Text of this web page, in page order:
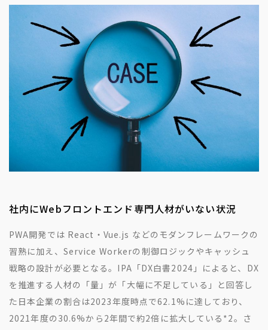
社内にWebフロントエンド専門人材がいない状況
PWA開発では React・Vue.js などのモダンフレームワークの
習熟に加え、Service Workerの制御ロジックやキャッシュ
戦略の設計が必要となる。IPA「DX白書2024」によると、DX
を推進する人材の「量」が「大幅に不足している」と回答し
た日本企業の割合は2023年度時点で62.1%に達しており、
2021年度の30.6%から2年間で約2倍に拡大している *2。さ